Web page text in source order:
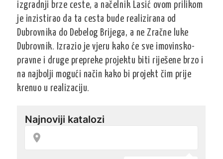
izgradnji brze ceste, a načelnik Lasić ovom prilikom
je inzistirao da ta cesta bude realizirana od
Dubrovnika do Debelog Brijega, a ne Zračne luke
Dubrovnik. Izrazio je vjeru kako će sve imovinsko-
pravne i druge prepreke projektu biti riješene brzo i
na najbolji mogući način kako bi projekt čim prije
krenuo u realizaciju.